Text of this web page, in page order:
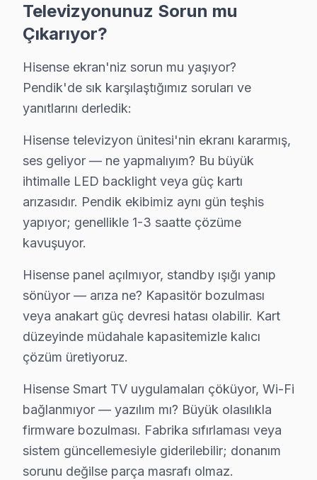
Hisense TV'lerde Sık Görülen Arızalar
Pendik'de Hisense ULED teknolojisini kullanan
▸ ULED panel sorunu: Pendik'de Hisense'ın ULED
▸ Anakart arızası: Pendik servisimizde Laser
▸ Wi-Fi modül: BGA yeniden lehimleme veya bileşen
Pendik'de hangi belirtiyle gelirseniz gelin — teşhis
Pendik Hisense TV Arızaları – Televizyonunuz
Hisense ekran'niz sorun mu yaşıyor? Pendik'de sık
Hisense televizyon ünitesi'nin ekranı kararmış, ses
Hisense Smart TV uygulamaları çöküyor, Wi-Fi
Ekranda yatay veya dikey çizgiler var — panel mi
Pendik'de Hisense TV tamiri için teşhis ücretsiz —
Hisense TV Teknik Rehberi: Panel, Teşhis ve
Pendik'deki Hisense TV arızalarında izlediğimiz teşhis
Pendik servisimizde teşhis süreci: Pendik'de Hisense
Pendik'de Hisense Yazılım Platformu Bilgisi:
Pendik'de VIDAA U6/U7 (2023-2024), Android
Televizyonunuz Sorun mu
Çıkarıyor?
Hisense ekran'niz sorun mu yaşıyor?
Pendik'de sık karşılaştığımız soruları ve
yanıtlarını derledik:
Hisense televizyon ünitesi'nin ekranı kararmış,
ses geliyor — ne yapmalıyım? Bu büyük
ihtimalle LED backlight veya güç kartı
arızasıdır. Pendik ekibimiz aynı gün teşhis
yapıyor; genellikle 1-3 saatte çözüme
kavuşuyor.
Hisense panel açılmıyor, standby ışığı yanıp
sönüyor — arıza ne? Kapasitör bozulması
veya anakart güç devresi hatası olabilir. Kart
düzeyinde müdahale kapasitemizle kalıcı
çözüm üretiyoruz.
Hisense Smart TV uygulamaları çöküyor, Wi-Fi
bağlanmıyor — yazılım mı? Büyük olasılıkla
firmware bozulması. Fabrika sıfırlaması veya
sistem güncellemesiyle giderilebilir; donanım
sorunu değilse parça masrafı olmaz.